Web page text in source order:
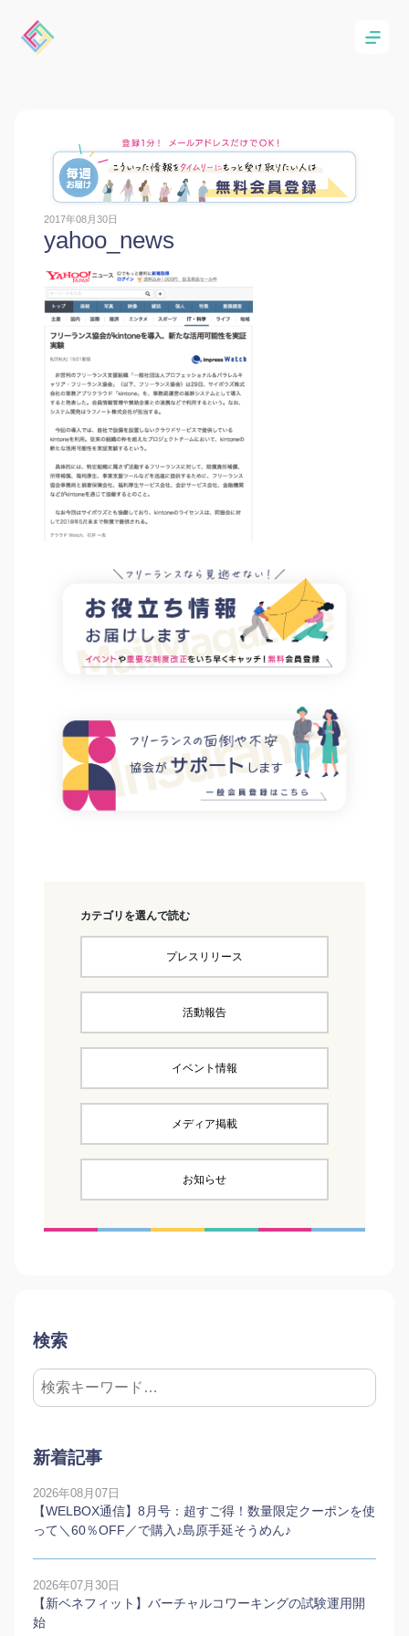
2017年08月30日
yahoo_news
カテゴリを選んで読む
プレスリリース
活動報告
イベント情報
メディア掲載
お知らせ
検索
新着記事
2026年08月07日
【WELBOX通信】8月号：超すご得！数量限定クーポンを使
って＼60％OFF／で購入♪島原手延そうめん♪
2026年07月30日
【新ベネフィット】バーチャルコワーキングの試験運用開
始